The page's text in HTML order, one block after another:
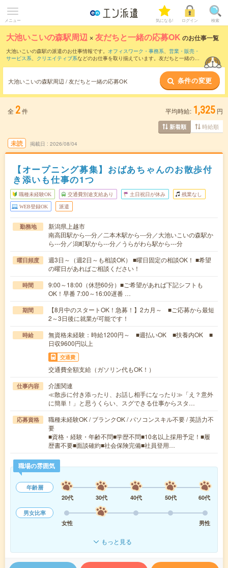
メニュー 気になる! ログイン 検索
大池いこいの森駅周辺 ×友だちと一緒の応募OK のお仕事一覧
大池いこいの森駅の派遣のお仕事情報です。 オフィスワーク・事務系、 営業・販売・
サービス系、 クリエイティブ系などのお仕事を取り揃えています。友だちと一緒の応
大池いこいの森駅周辺 / 友だちと一緒の応募OK 条件の変更
全 2件 平均時給: 1,325 円
新着順 時給順
未読 掲載日 2026/08/04
【オープニング募集】おばあちゃんのお散歩付
き添いも仕事の1つ
職種未経験OK 交通費別途支給あり 土日祝日が休み 残業なし
WEB登録OK 派遣
勤務地
新潟県上越市
南高田駅から---分／二本木駅から---分／大池いこいの森駅か
ら---分／潟町駅から---分／うらがわら駅から---分
曜日頻度
週3日～（週2日～も相談OK） ■曜日固定の相談OK！ ■希望
の曜日があればご相談ください！
時間
9:00～18:00（休憩60分）■ご希望があれば下記シフトも
OK！早番 7:00～16:00遅番 …
期間
【8月中のスタートOK！急募！】2カ月～ ■ご応募から最短
2～3日後に就業が可能です！
時給
無資格未経験：時給1200円～ ■週払いOK ■扶養内OK ■
日収9600円以上
交通費
交通費全額支給（ガソリン代もOK！）
仕事内容
介護関連
≪散歩に付き添ったり、お話し相手になったり≫「え？意外
に簡単！」と思うくらい、スグできる仕事からスタ…
応募資格
職種未経験OK / ブランクOK / パソコンスキル不要 / 英語力不
要
■資格・経験・年齢不問■学歴不問■10名以上採用予定！■履
歴書不要■面談確約■社会保険完備■社員登用…
職場の雰囲気
年齢層
20代
30代 40代 50代
60代
男女比率
女性
男性
もっと見る